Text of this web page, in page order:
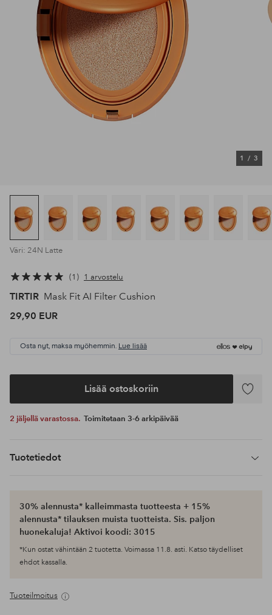
1 / 3
Väri: 24N Latte
1 1 arvostelu
TIRTIR Mask Fit AI Filter Cushion
29,90 EUR
Osta nyt, maksa myöhemmin. Lue lisää
Lisää ostoskoriin
Lisää
2 jäljellä varastossa. Toimitetaan 3-6 arkipäivää
Tuotetiedot
30% alennusta* kalleimmasta tuotteesta + 15%
alennusta* tilauksen muista tuotteista. Sis. paljon
huonekaluja! Aktivoi koodi: 3015
*Kun ostat vähintään 2 tuotetta. Voimassa 11.8. asti. Katso täydelliset
ehdot kassalla.
Tuoteilmoitus